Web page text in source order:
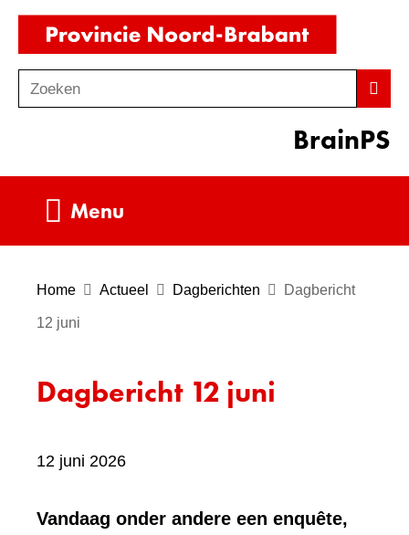
Ga
de
inhoud
o
Zoeken
BrainPS
Menu
Home Actueel Dagberichten Dagbericht
12 juni
Dagbericht 12 juni
12 juni 2026
Vandaag onder andere een enquête,